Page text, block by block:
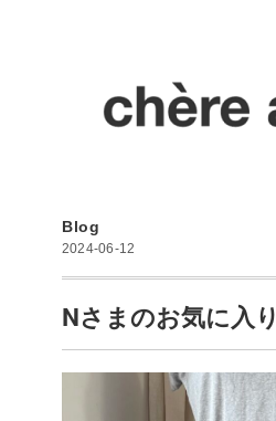
Blog
2024-06-12
Nさまのお気に入り